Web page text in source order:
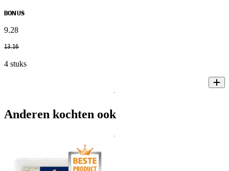
BONUS
9.28
13.16
4 stuks
Anderen kochten ook